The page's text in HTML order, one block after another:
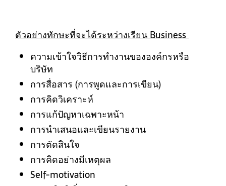
ตัวอย่างทักษะที่จะได้ระหว่างเรียน Business
ความเข้าใจวิธีการทำงานขององค์กรหรือ
บริษัท
การสื่อสาร (การพูดและการเขียน)
การคิดวิเคราะห์
การแก้ปัญหาเฉพาะหน้า
การนำเสนอและเขียนรายงาน
การตัดสินใจ
การคิดอย่างมีเหตุผล
Self-motivation